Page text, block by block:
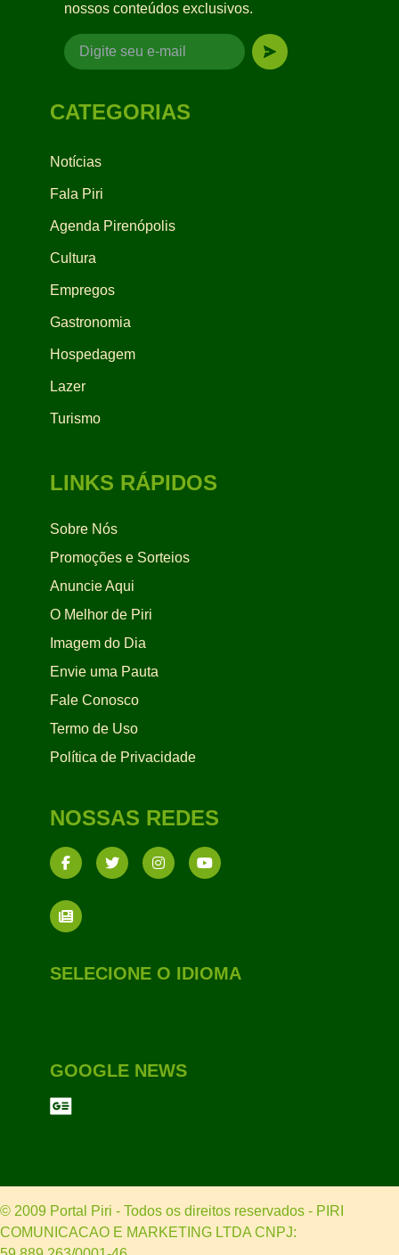
nossos conteúdos exclusivos.
CATEGORIAS
Notícias
Fala Piri
Agenda Pirenópolis
Cultura
Empregos
Gastronomia
Hospedagem
Lazer
Turismo
LINKS RÁPIDOS
Sobre Nós
Promoções e Sorteios
Anuncie Aqui
O Melhor de Piri
Imagem do Dia
Envie uma Pauta
Fale Conosco
Termo de Uso
Política de Privacidade
NOSSAS REDES
SELECIONE O IDIOMA
GOOGLE NEWS
© 2009 Portal Piri - Todos os direitos reservados - PIRI
COMUNICACAO E MARKETING LTDA CNPJ: